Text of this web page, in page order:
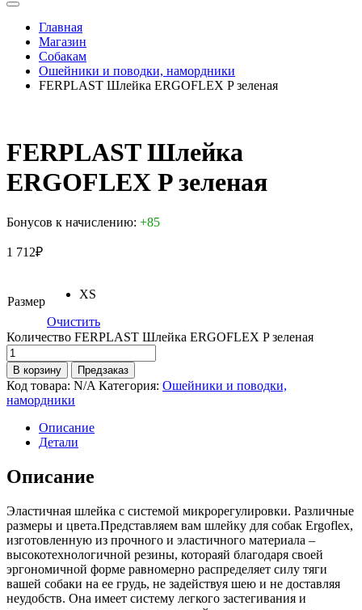
Главная
Магазин
Собакам
Ошейники и поводки, намордники
FERPLAST Шлейка ERGOFLEX P зеленая
FERPLAST Шлейка
ERGOFLEX P зеленая
Бонусов к начислению: +85
1 712₽
Размер
XS
Очистить
Количество FERPLAST Шлейка ERGOFLEX P зеленая
В корзину Предзаказ
Код товара: N/A Категория: Ошейники и поводки,
намордники
Описание
Детали
Описание
Эластичная шлейка с системой микрорегулировки. Различные
размеры и цвета.Представляем вам шлейку для собак Ergoflex,
изготовленную из прочного и эластичного материала –
высокотехнологичной резины, котораяй благодаря своей
эргономичной форме равномерно распределяет силу тяги
вашей собаки на ее грудь, не задействуя шею и не доставляя
неудобств. Она имеет систему легкого застегивания и